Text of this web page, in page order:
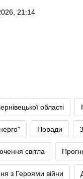
21:14
області
Поради
світла
з Героями війни